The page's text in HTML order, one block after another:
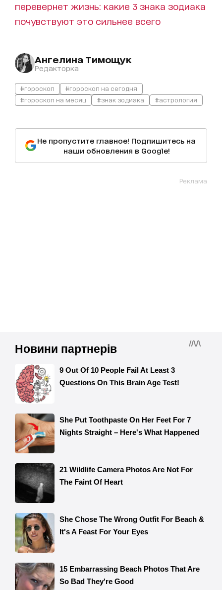
перевернет жизнь: какие 3 знака зодиака
почувствуют это сильнее всего
Ангелина Тимощук
Редакторка
#гороскоп
#гороскоп на сегодня
#гороскоп на месяц
#знак зодиака #астрология
Не пропустите главное! Подпишитесь на
наши обновления в Google!
Реклама